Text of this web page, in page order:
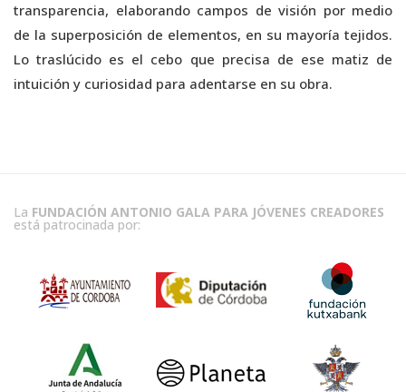
transparencia, elaborando campos de visión por medio
de la superposición de elementos, en su mayoría tejidos.
Lo traslúcido es el cebo que precisa de ese matiz de
intuición y curiosidad para adentarse en su obra.
La FUNDACIÓN ANTONIO GALA PARA JÓVENES CREADORES
está patrocinada por: